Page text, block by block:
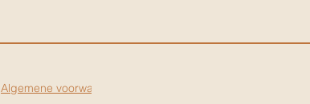
Algemene voorwaarden